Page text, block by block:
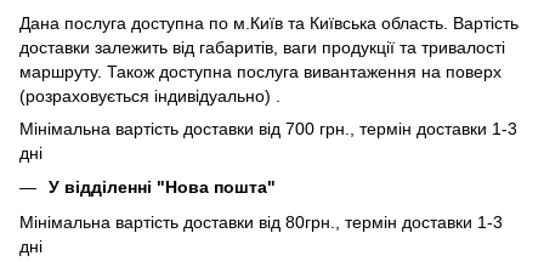
Дана послуга доступна по м.Київ та Київська область. Вартість
доставки залежить від габаритів, ваги продукції та тривалості
маршруту. Також доступна послуга вивантаження на поверх
(розраховується індивідуально) .
Мінімальна вартість доставки від 700 грн., термін доставки 1-3
дні
У відділенні "Нова пошта"
Мінімальна вартість доставки від 80грн., термін доставки 1-3
дні